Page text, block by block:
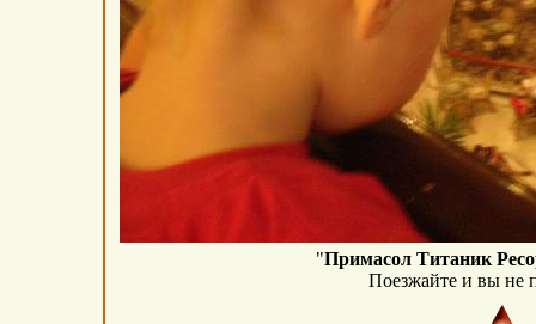
"Примасол Титаник
Поезжайте и вы не